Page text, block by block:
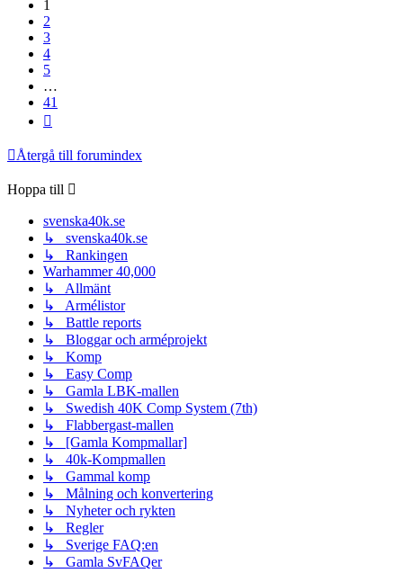
1
2
3
4
5
…
41
Återgå till forumindex
Hoppa till
svenska40k.se
↳ svenska40k.se
↳ Rankingen
Warhammer 40,000
↳ Allmänt
↳ Armélistor
↳ Battle reports
↳ Bloggar och arméprojekt
↳ Komp
↳ Easy Comp
↳ Gamla LBK-mallen
↳ Swedish 40K Comp System (7th)
↳ Flabbergast-mallen
↳ [Gamla Kompmallar]
↳ 40k-Kompmallen
↳ Gammal komp
↳ Målning och konvertering
↳ Nyheter och rykten
↳ Regler
↳ Sverige FAQ:en
↳ Gamla SvFAQer